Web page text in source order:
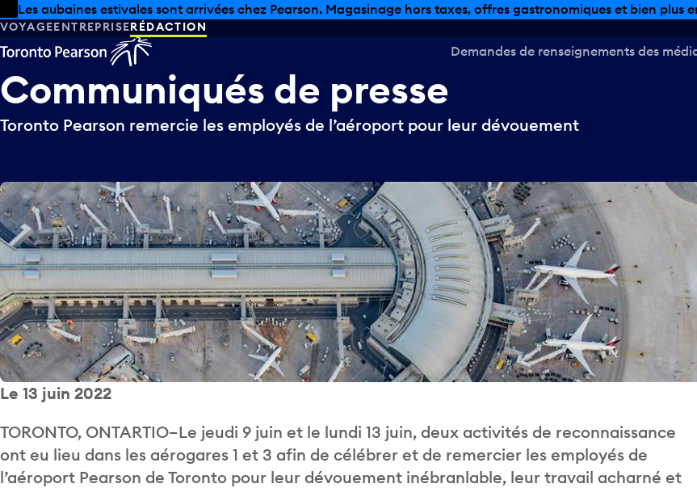
Skip to offers
Passer au contenu principal
Les aubaines estivales sont arrivées chez Pearson. Magasinage hors taxes, offres gastronomiques et bien plus
VOYAGEENTREPRISERÉDACTION
Demandes de renseignements des
Communiqués de presse
Toronto Pearson remercie les employés de l’aéroport pour leur dévouement
Le 13 juin 2022
TORONTO, ONTARTIO–Le jeudi 9 juin et le lundi 13 juin, deux activités de reconnaissance
ont eu lieu dans les aérogares 1 et 3 afin de célébrer et de remercier les employés de
l’aéroport Pearson de Toronto pour leur dévouement inébranlable, leur travail acharné et